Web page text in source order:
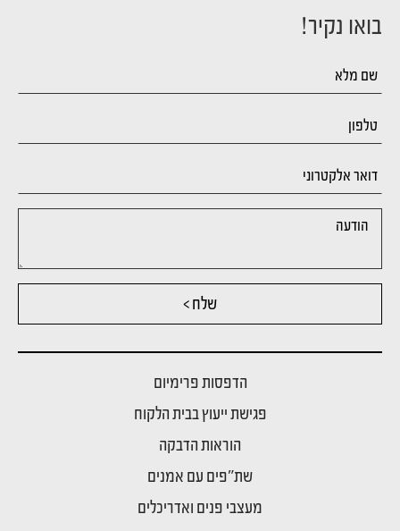
הדפסות פרימיום
פגישת ייעוץ בבית הלקוח
הוראות הדבקה
שת"פים עם אמנים
מעצבי פנים ואדריכלים
בואו נקיר!
שלח >